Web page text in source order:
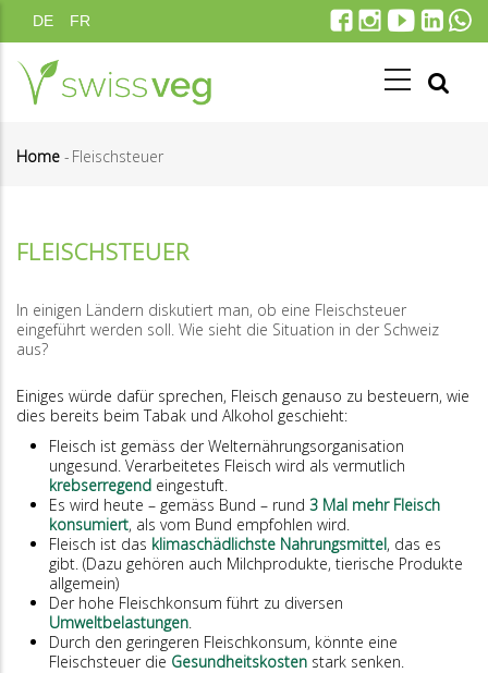
Direkt
zum
Inhalt
DE FR
Home - Fleischsteuer
FLEISCHSTEUER
In einigen Ländern diskutiert man, ob eine Fleischsteuer
eingeführt werden soll. Wie sieht die Situation in der Schweiz
aus?
Einiges würde dafür sprechen, Fleisch genauso zu besteuern, wie
dies bereits beim Tabak und Alkohol geschieht:
Fleisch ist gemäss der Welternährungsorganisation
ungesund. Verarbeitetes Fleisch wird als vermutlich
krebserregend eingestuft.
Es wird heute – gemäss Bund – rund 3 Mal mehr Fleisch
konsumiert, als vom Bund empfohlen wird.
Fleisch ist das klimaschädlichste Nahrungsmittel, das es
gibt. (Dazu gehören auch Milchprodukte, tierische Produkte
allgemein)
Der hohe Fleischkonsum führt zu diversen
Umweltbelastungen.
Durch den geringeren Fleischkonsum, könnte eine
Fleischsteuer die Gesundheitskosten stark senken.